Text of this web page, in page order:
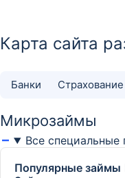
Карта сайта
Банки Страхование
Микрозаймы
Все специальные
Популярные займы